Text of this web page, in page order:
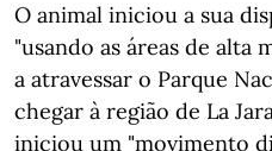
O animal iniciou a sua
"usando as áreas de alta
a atravessar o Parque
chegar à região de La
iniciou um "movimento